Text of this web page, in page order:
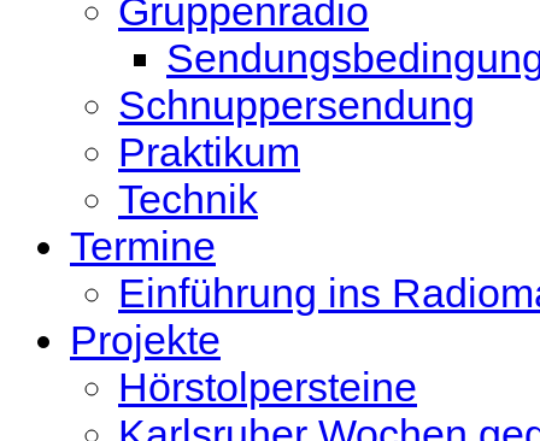
Gruppenradio
Schnuppersendung
Praktikum
Technik
Termine
Einführung ins
Projekte
Hörstolpersteine